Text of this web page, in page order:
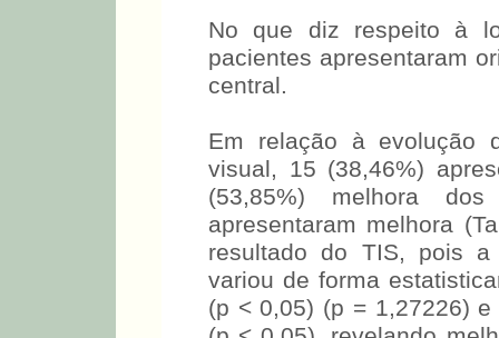
No que diz respeito à
pacientes apresentaram
central.
Em relação à evolução
visual, 15 (38,46%)
(53,85%) melhora
apresentaram melhora
resultado do TIS, pois
variou de forma
(p < 0,05) (p = 1,27226)